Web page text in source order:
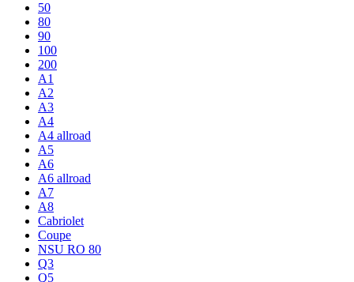
50
80
90
100
200
A1
A2
A3
A4
A4 allroad
A5
A6
A6 allroad
A7
A8
Cabriolet
Coupe
NSU RO 80
Q3
Q5